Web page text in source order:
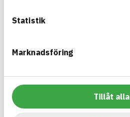
Statistik
Marknadsföring
Tillåt alla
Byggföretagen
Tools